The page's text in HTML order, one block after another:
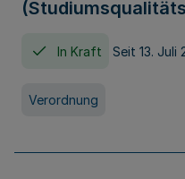
In Kraft Seit 13. Juli
Verordnung